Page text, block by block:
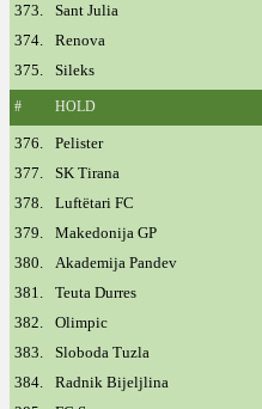
373.
Sant Julia
374.
Renova
375.
Sileks
# HOLD
376. Pelister
377.
SK Tirana
378.
Luftëtari FC
379.
Makedonija GP
380.
Akademija Pandev
381.
Teuta Durres
382.
Olimpic
383.
Sloboda Tuzla
384.
Radnik Bijeljlina